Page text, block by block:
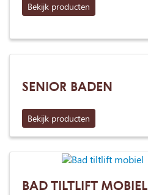
Bekijk producten
SENIOR BADEN
Bekijk producten
BAD TILTLIFT MOBIEL